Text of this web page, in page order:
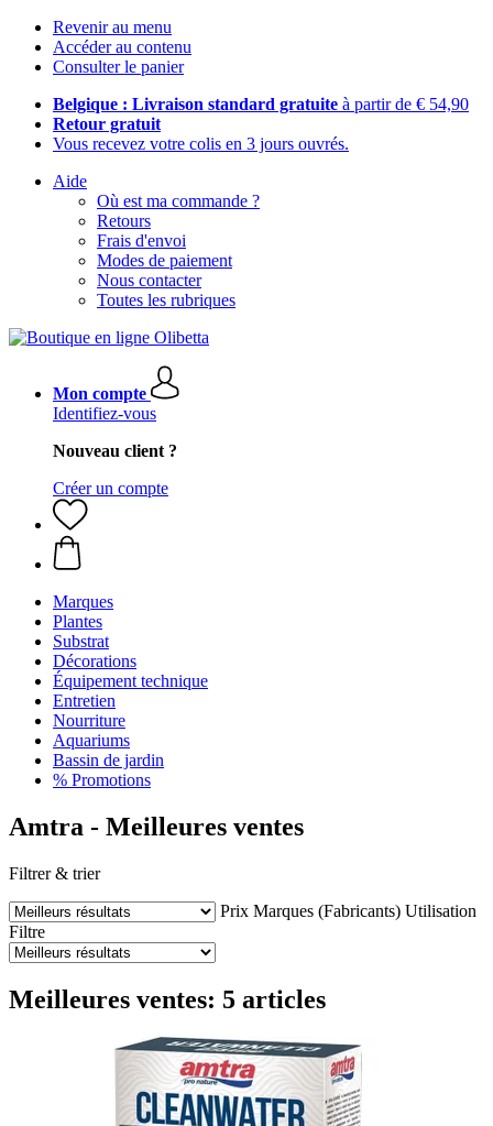
Revenir au menu
Accéder au contenu
Consulter le panier
Belgique : Livraison standard gratuite à partir de € 54,90
Retour gratuit
Vous recevez votre colis en 3 jours ouvrés.
Aide
Où est ma commande ?
Retours
Frais d'envoi
Modes de paiement
Nous contacter
Toutes les rubriques
Mon compte
Identifiez-vous
Nouveau client ?
Créer un compte
Marques
Plantes
Substrat
Décorations
Équipement technique
Entretien
Nourriture
Aquariums
Bassin de jardin
% Promotions
Amtra - Meilleures ventes
Filtrer & trier
Prix Marques (Fabricants) Utilisation
Filtre
Meilleures ventes: 5 articles